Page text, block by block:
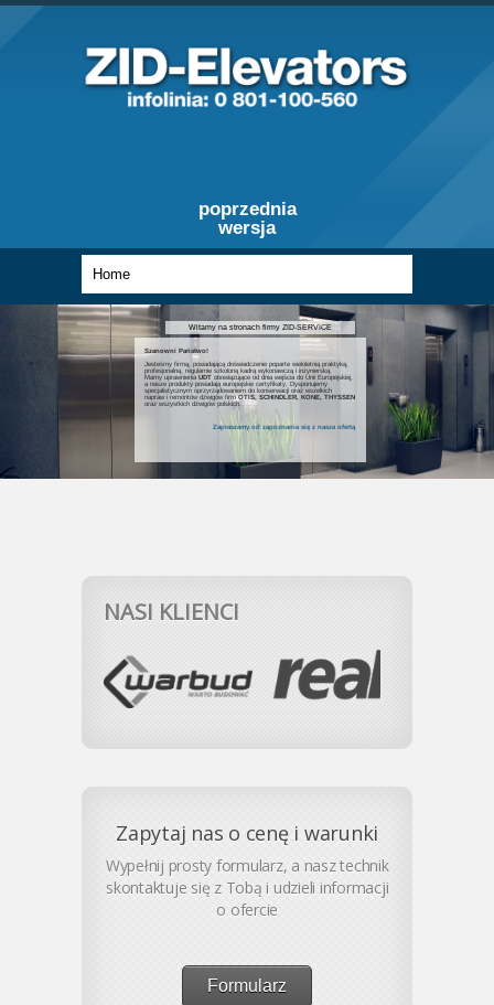
poprzednia
wersja
Witamy na stronach firmy ZID-SERVICE
Szanowni Państwo!
Jesteśmy firmą, posiadającą doświadczenie poparte wieloletnią praktyką,
profesjonalną, regularnie szkoloną kadrą wykonawczą i inżynierską.
Mamy uprawnieniaUDT obowiązujące od dnia wejścia do Unii Europejskiej,
a nasze produkty posiadają europejskie certyfikaty. Dysponujemy
specjalistycznym oprzyrządowaniem do konserwacji oraz wszelkich
napraw i remontów dźwigów firmOTIS, SCHINDLER, KONE, THYSSEN
oraz wszystkich dźwigów polskich.
Zapraszamy od zapoznania się z nasza ofertą
NASI KLIENCI
Zapytaj nas o cenę i warunki
Wypełnij prosty formularz, a nasz technik
skontaktuje się z Tobą i udzieli informacji
o ofercie
Formularz